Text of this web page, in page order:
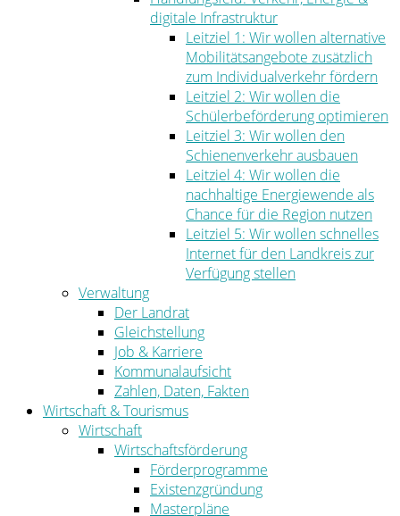
digitale Infrastruktur
Leitziel 1: Wir wollen alternative
Mobilitätsangebote zusätzlich
zum Individualverkehr fördern
Leitziel 2: Wir wollen die
Schülerbeförderung optimieren
Leitziel 3: Wir wollen den
Schienenverkehr ausbauen
Leitziel 4: Wir wollen die
nachhaltige Energiewende als
Chance für die Region nutzen
Leitziel 5: Wir wollen schnelles
Internet für den Landkreis zur
Verfügung stellen
Verwaltung
Der Landrat
Gleichstellung
Job & Karriere
Kommunalaufsicht
Zahlen, Daten, Fakten
Wirtschaft & Tourismus
Wirtschaft
Wirtschaftsförderung
Förderprogramme
Existenzgründung
Masterpläne